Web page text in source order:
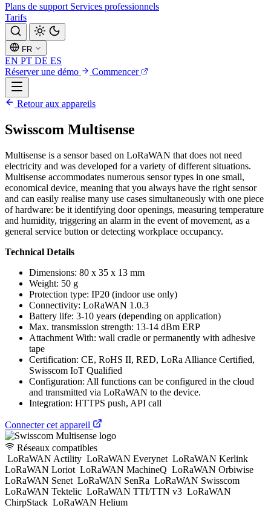
Plans de support Services professionnels
Tarifs
FR
EN PT DE ES
Réserver une démo
Commencer
Retour aux appareils
Swisscom Multisense
Multisense is a sensor based on LoRaWAN that does not need
electricity and was developed for a variety of different situations.
Multisense accommodates numerous sensor types in one small,
economical device, meaning that you always have the right sensor
and can easily realise many use cases simultaneously with one piece
of hardware: be it identifying door openings, measuring temperature
and humidity, triggering an alarm in the event of movement, as a
general service button or detecting workplace occupancy.
Technical Details
Dimensions: 80 x 35 x 13 mm
Weight: 50 g
Protection type: IP20 (indoor use only)
Connectivity: LoRaWAN 1.0.3
Battery life: 3-10 years (depending on application)
Max. transmission strength: 13-14 dBm ERP
Attachment With: wall cradle or permanently with adhesive
tape
Certification: CE, RoHS II, RED, LoRa Alliance Certified,
Swisscom IoT Qualified
Configuration: All functions can be configured in the cloud
and transmitted via LoRaWAN to the device.
Integration: HTTPS push, API call
Connecter cet appareil
Réseaux compatibles
LoRaWAN Actility LoRaWAN Everynet LoRaWAN Kerlink
LoRaWAN Loriot LoRaWAN MachineQ LoRaWAN Orbiwise
LoRaWAN Senet LoRaWAN SenRa LoRaWAN Swisscom
LoRaWAN Tektelic LoRaWAN TTI/TTN v3 LoRaWAN
ChirpStack LoRaWAN Helium